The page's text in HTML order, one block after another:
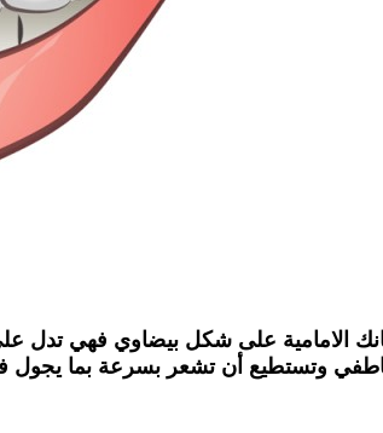
الامامية على شكل بيضاوي فهي تدل
وتستطيع أن تشعر بسرعة بما يجول